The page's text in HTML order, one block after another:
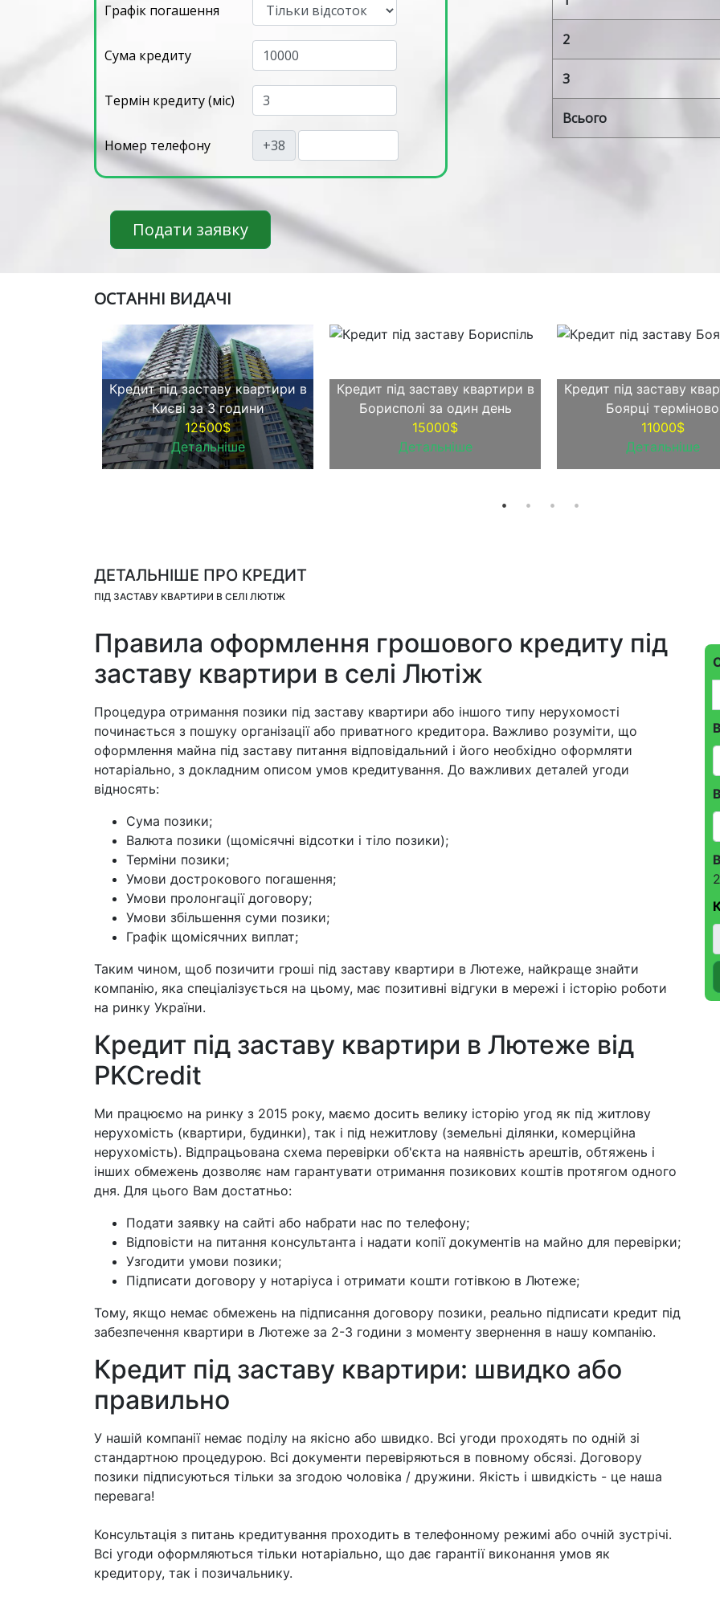
Графік погашення
Сума кредиту
Термін кредиту (міс)
Номер телефону +38
2
3
Всього
Подати заявку
ОСТАННІ ВИДАЧІ
Кредит під заставу квартири в
Києві за 3 години
12500$
Детальніше
Кредит під заставу квартири в
Борисполі за один день
15000$
Детальніше
Кредит під заставу
Боярці терміново
11000$
Детальніше
ДЕТАЛЬНІШЕ ПРО КРЕДИТ
ПІД ЗАСТАВУ КВАРТИРИ В СЕЛІ ЛЮТІЖ
Правила оформлення грошового кредиту під
заставу квартири в селі Лютіж
Процедура отримання позики під заставу квартири або іншого типу нерухомості
починається з пошуку організації або приватного кредитора. Важливо розуміти, що
оформлення майна під заставу питання відповідальний і його необхідно оформляти
нотаріально, з докладним описом умов кредитування. До важливих деталей угоди
відносять:
Сума позики;
Валюта позики (щомісячні відсотки і тіло позики);
Терміни позики;
Умови дострокового погашення;
Умови пролонгації договору;
Умови збільшення суми позики;
Графік щомісячних виплат;
Таким чином, щоб позичити гроші під заставу квартири в Лютеже, найкраще знайти
компанію, яка спеціалізується на цьому, має позитивні відгуки в мережі і історію роботи
на ринку України.
Кредит під заставу квартири в Лютеже від
PKCredit
Ми працюємо на ринку з 2015 року, маємо досить велику історію угод як під житлову
нерухомість (квартири, будинки), так і під нежитлову (земельні ділянки, комерційна
нерухомість). Відпрацьована схема перевірки об'єкта на наявність арештів, обтяжень і
інших обмежень дозволяє нам гарантувати отримання позикових коштів протягом одного
дня. Для цього Вам достатньо:
Подати заявку на сайті або набрати нас по телефону;
Відповісти на питання консультанта і надати копії документів на майно для перевірки;
Узгодити умови позики;
Підписати договору у нотаріуса і отримати кошти готівкою в Лютеже;
Тому, якщо немає обмежень на підписання договору позики, реально підписати кредит під
забезпечення квартири в Лютеже за 2-3 години з моменту звернення в нашу компанію.
Кредит під заставу квартири: швидко або
правильно
У нашій компанії немає поділу на якісно або швидко. Всі угоди проходять по одній зі
стандартною процедурою. Всі документи перевіряються в повному обсязі. Договору
позики підписуються тільки за згодою чоловіка / дружини. Якість і швидкість - це наша
перевага!
Консультація з питань кредитування проходить в телефонному режимі або очній зустрічі.
Всі угоди оформляються тільки нотаріально, що дає гарантії виконання умов як
кредитору, так і позичальнику.